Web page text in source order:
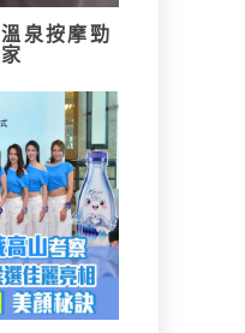
泉按摩勁